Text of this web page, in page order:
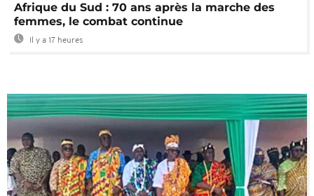
Afrique du Sud : 70 ans après la marche des
femmes, le combat continue
Il y a 17 heures